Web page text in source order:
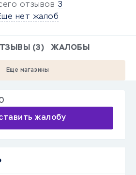
отзывов 3
нет жалоб
(3) ЖАЛОБЫ
Еще магазины
жалобу